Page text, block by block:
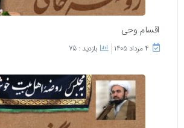
اقسام وحی
۴ مرداد ۱۴۰۵ بازدید : 75